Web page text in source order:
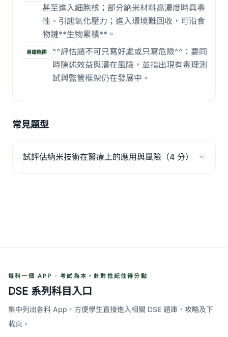
甚至進入細胞核；部分納米材料高濃度時具毒
性、引起氧化壓力；進入環境難回收，可沿食
物鏈**生物累積**。
易錯陷阱
^^評估題不可只寫好處或只寫危險^^：要同
時陳述效益與潛在風險，並指出現有毒理測
試與監管框架仍在發展中。
常見題型
試評估納米技術在醫療上的應用與風險（4 分）
每科一個 APP · 考試為本，針對性記住得分點
DSE 系列科目入口
集中列出各科 App，方便學生直接進入相關 DSE 題庫、攻略及下
載頁。